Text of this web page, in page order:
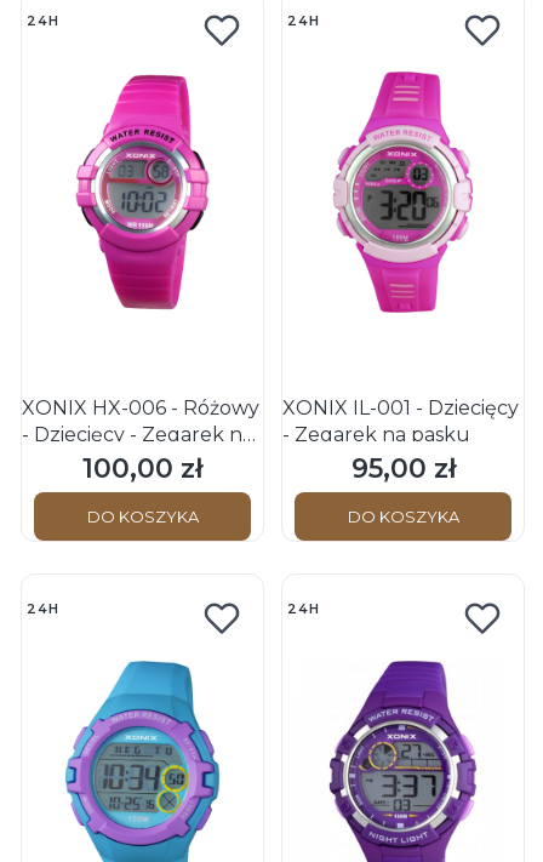
24H
XONIX HX-006 - Różowy
- Dziecięcy - Zegarek na
Cena
100,00 zł
DO KOSZYKA
24H
XONIX IL-001 - Dziecięcy
- Zegarek na pasku
Cena
95,00 zł
DO KOSZYKA
24H 24H